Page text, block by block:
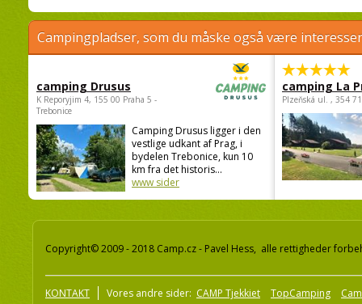
Campingpladser, som du måske også være
camping Drusus
K Reporyjim 4, 155 00 Praha 5 -
Trebonice
Camping Drusus ligger i den
vestlige udkant af Prag, i
bydelen Trebonice, kun 10
km fra det historis...
www sider
camping La
Plzeňská ul. , 354
Copyright© 2009 - 2018 Camp.cz - Pavel Hess, alle rettigheder
KONTAKT Vores andre sider: CAMP Tjekkiet TopCamping